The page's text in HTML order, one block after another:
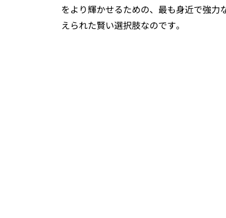
をより輝かせるための、最も身近で強
えられた賢い選択肢なのです。